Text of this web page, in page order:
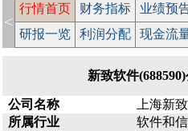
<
行情首页 财务指标 业绩预
研报一览
利润分配 现金流
新致软件
公司名称
上海新
所属行业
软件和